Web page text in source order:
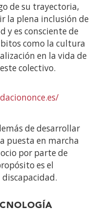
de su trayectoria,
la plena inclusión de
y es consciente de
como la cultura
en la vida de
colectivo.
(Abre
nueva
ventana)
de desarrollar
puesta en marcha
por parte de
es el
discapacidad.